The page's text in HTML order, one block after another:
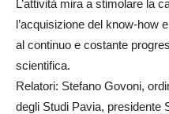
L’attività mira a stimolare la
l’acquisizione del know-how
al continuo e costante
scientifica.
Relatori: Stefano Govoni,
degli Studi Pavia, presidente